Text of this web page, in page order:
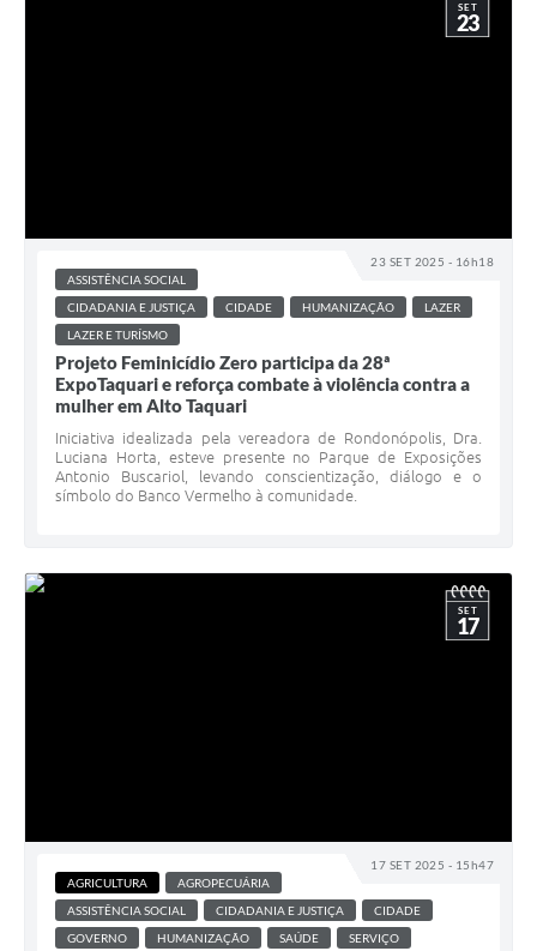
23 SET 2025 - 16h18
SET
23
ASSISTÊNCIA SOCIAL
CIDADANIA E JUSTIÇA
CIDADE HUMANIZAÇÃO
LAZER
LAZER E TURÍSMO
Projeto Feminicídio Zero participa da 28ª
ExpoTaquari e reforça combate à violência contra a
mulher em Alto Taquari
Iniciativa idealizada pela vereadora de Rondonópolis, Dra.
Luciana Horta, esteve presente no Parque de Exposições
Antonio Buscariol, levando conscientização, diálogo e o
símbolo do Banco Vermelho à comunidade.
17 SET 2025 - 15h47
SET
17
AGRICULTURA
AGROPECUÁRIA
ASSISTÊNCIA SOCIAL
CIDADANIA E JUSTIÇA
CIDADE
GOVERNO
HUMANIZAÇÃO SAÚDE SERVIÇO